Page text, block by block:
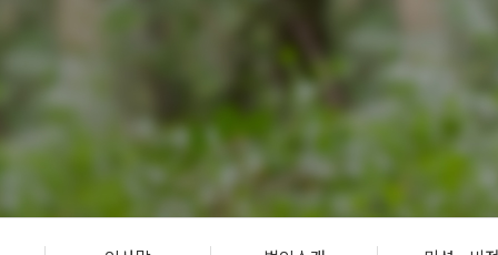
건강생활지원사업
자율이용시설
사회참여 및 증진사업